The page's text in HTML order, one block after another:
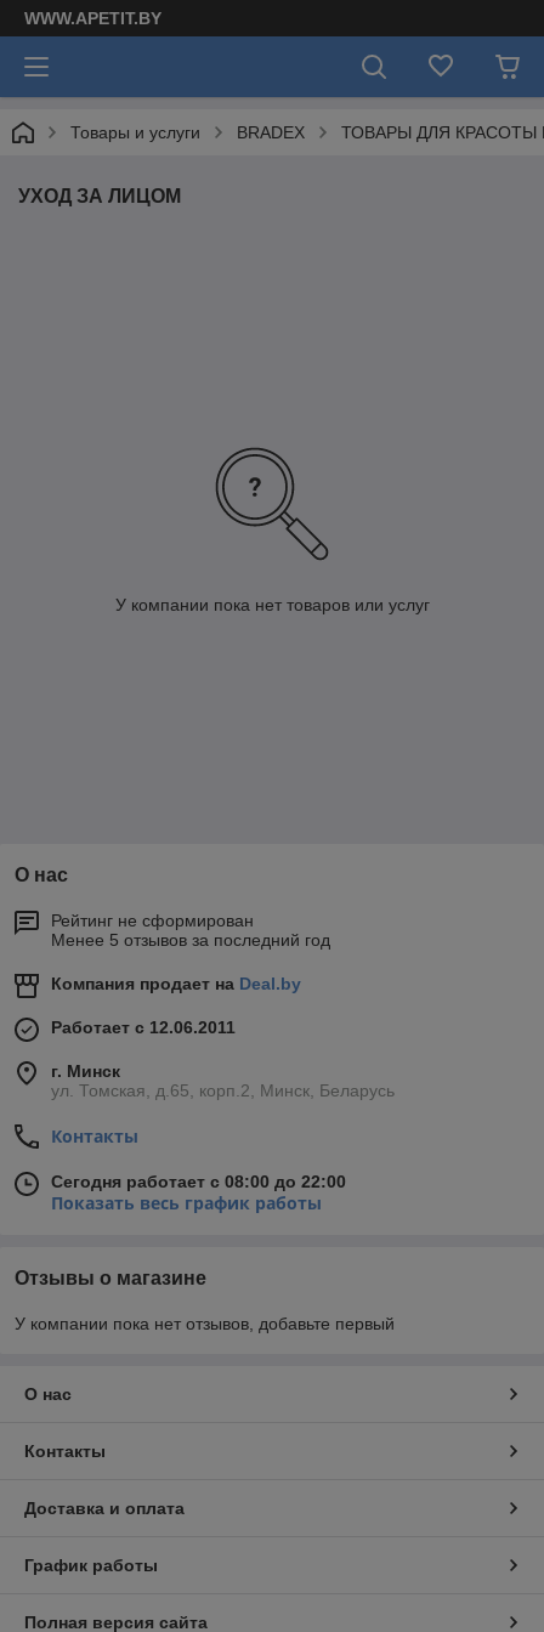
WWW.APETIT.BY
Товары и услуги BRADEX ТОВАРЫ ДЛЯ КРАСОТЫ
УХОД ЗА ЛИЦОМ
У компании пока нет товаров или услуг
О нас
Рейтинг не сформирован
Менее 5 отзывов за последний год
Компания продает на Deal.by
Работает с 12.06.2011
г. Минск
ул. Томская, д.65, корп.2, Минск, Беларусь
Контакты
Сегодня работает с 08:00 до 22:00
Показать весь график работы
Отзывы о магазине
У компании пока нет отзывов, добавьте первый
О нас
Контакты
Доставка и оплата
График работы
Полная версия сайта